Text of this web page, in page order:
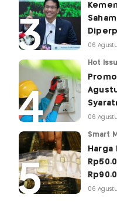
06
Hot
06
Smart
Harga
06